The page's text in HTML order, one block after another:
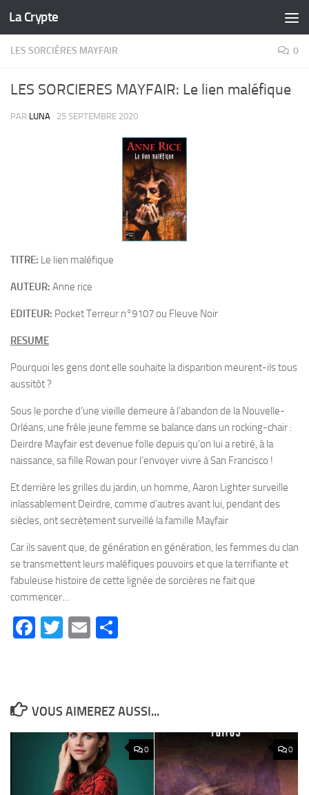
Skip to content
La Crypte
LES SORCIÈRES MAYFAIR 0
LES SORCIERES MAYFAIR: Le lien maléfique
PAR LUNA · 25 SEPTEMBRE 2020
TITRE: Le lien maléfique
AUTEUR: Anne rice
EDITEUR: Pocket Terreur n°9107 ou Fleuve Noir
RESUME
Pourquoi les gens dont elle souhaite la disparition meurent-ils tous
aussitôt ?
Sous le porche d’une vieille demeure à l’abandon de la Nouvelle-
Orléans, une frêle jeune femme se balance dans un rocking-chair :
Deirdre Mayfair est devenue folle depuis qu’on lui a retiré, à la
naissance, sa fille Rowan pour l’envoyer vivre à San Francisco !
Et derrière les grilles du jardin, un homme, Aaron Lighter surveille
inlassablement Deirdre, comme d’autres avant lui, pendant des
siècles, ont secrètement surveillé la famille Mayfair
Car ils savent que, de génération en génération, les femmes du clan
se transmettent leurs maléfiques pouvoirs et que la terrifiante et
fabuleuse histoire de cette lignée de sorcières ne fait que
commencer…
Facebook
Twitter
Email
VOUS AIMEREZ AUSSI...
0 0